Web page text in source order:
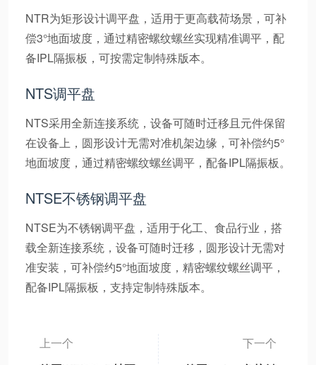
NTR为矩形设计调平盘，适用于更高载荷场景，可补
偿3°地面坡度，通过精密螺纹螺丝实现精准调平，配
备IPL隔振板，可按需定制特殊版本。
NTS调平盘
NTS采用全新连接系统，设备可随时迁移且元件保留
在设备上，圆形设计无需对准机架边缘，可补偿约5°
地面坡度，通过精密螺纹螺丝调平，配备IPL隔振板。
NTSE不锈钢调平盘
NTSE为不锈钢调平盘，适用于化工、食品行业，搭
载全新连接系统，设备可随时迁移，圆形设计无需对
准安装，可补偿约5°地面坡度，精密螺纹螺丝调平，
配备IPL隔振板，支持定制特殊版本。
上一个
下一个